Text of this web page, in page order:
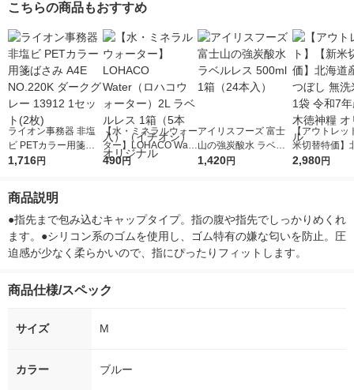
こちらの商品もおすすめ
ライオン事務器 非塩
ビ PETカラー用箋ば
さみ A4E NO.220K ダ
1,716円
【水・ミネラルウォー
ター】LOHACO Wate
r（ロハコウォータ
490円
アイリスフーズ 富士
山の強炭酸水 ラベル
レス 500ml 1箱（24
1,420円
【アウトレッ
米切替特価】
ななつぼし 無
2,980円
商品説明
●指先まで包み込むキャップタイプ。指の腹や指先でしっかりめくれ
ます。●シリコン系のゴムを使用し、ゴム特有の嫌な匂いを防止。圧
迫感が少なく柔らかいので、指にぴったりフィットします。
商品仕様/スペック
サイズ M
カラー ブルー